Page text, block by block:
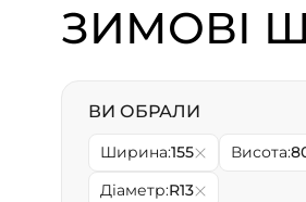
ЗИМОВІ
ВИ ОБРАЛИ
Ширина:155 Висота:
Діаметр:R13